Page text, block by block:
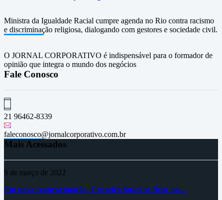
Ministra da Igualdade Racial cumpre agenda no Rio contra racismo
e discriminação religiosa, dialogando com gestores e sociedade civil.
O JORNAL CORPORATIVO é indispensável para o formador de
opinião que integra o mundo dos negócios
Fale Conosco
21 96462-8339
faleconosco@jornalcorporativo.com.br
Mais Acessados
9 de março de 2022
Em nova reaproximação, Cruzeiro busca se fixar no…